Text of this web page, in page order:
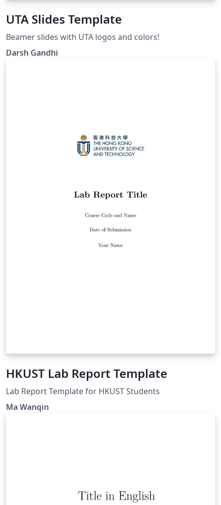
UTA Slides Template
Beamer slides with UTA logos and colors!
Darsh Gandhi
HKUST Lab Report Template
Lab Report Template for HKUST Students
Ma Wanqin